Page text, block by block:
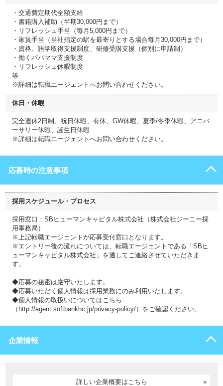
・交通費定期代全額支給
・書籍購入補助（半期30,000円まで）
・リフレッシュ手当（毎月5,000円まで）
・家賃手当（当社指定の駅を最寄りとする場合毎月30,000円まで）
・資格、語学取得支援制度、研修受講支援（個別に申請制）
・働くパパママ支援制度
・リフレッシュ休暇制度
等
※詳細は転職エージェントへお問い合わせください。
休日・休暇
完全週休2日制、祝日休暇、有休、GW休暇、夏季/冬季休暇、アニバ
ーサリー休暇、誕生日休暇
※詳細は転職エージェントへお問い合わせください。
応募時の注意事項
採用スケジュール・プロセス
採用窓口：SBヒューマンキャピタル株式会社（株式会社ジーニー採
用事務局）
※上記転職エージェントが応募受付窓口となります。
※エントリー後の流れについては、転職エージェントである「SBヒ
ューマンキャピタル株式会社」を通してご連絡させていただきま
す。
◆応募の秘密は厳守いたします。
◆応募いただく個人情報は採用業務にのみ利用いたします。
◆個人情報の取扱いについてはこちら
（http://agent.softbankhc.jp/privacy-policy/）をご確認ください。
企業情報
詳しい企業概要はこちら